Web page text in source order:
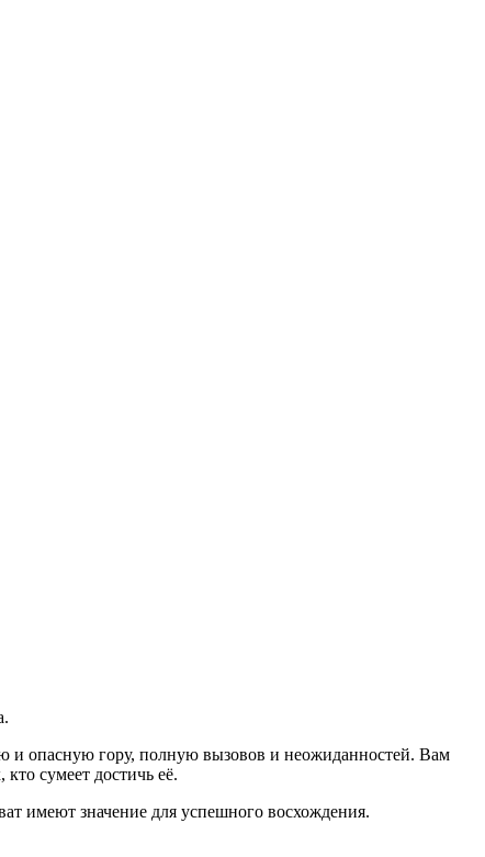
и опасную гору, полную вызовов и неожиданностей. Вам
сумеет достичь её.
имеют значение для успешного восхождения.